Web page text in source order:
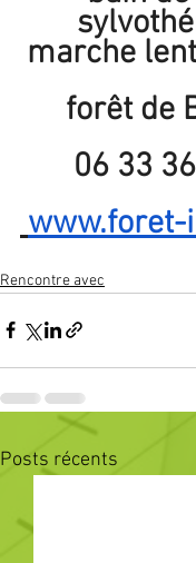
marche
forêt de
06 33
Rencontre avec
Posts récents